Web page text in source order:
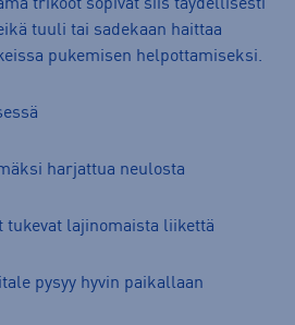
trikoot sopivat siis täydellisesti
tuuli tai sadekaan haittaa
pukemisen helpottamiseksi.
harjattua neulosta
tukevat lajinomaista liikettä
pysyy hyvin paikallaan